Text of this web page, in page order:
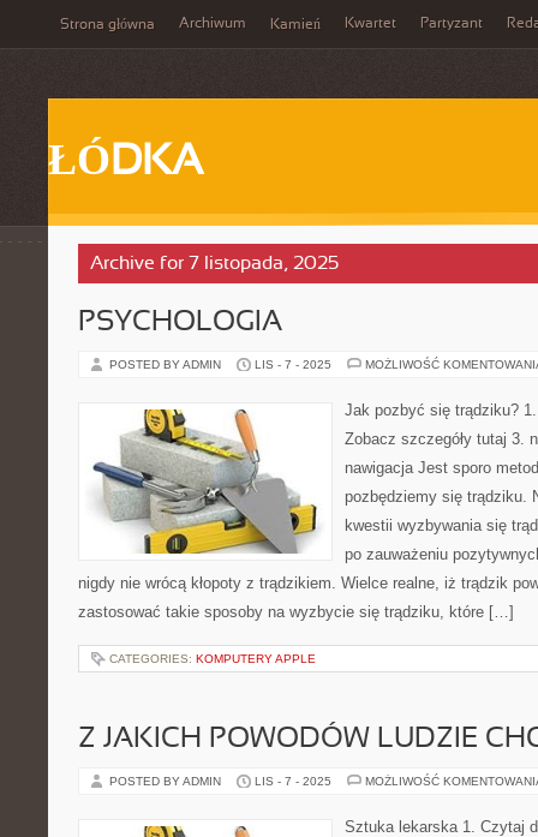
Strona główna Archiwum Kamień Kwartet Partyzant
ŁÓDKA
Archive for 7 listopada, 2025
PSYCHOLOGIA
POSTED BY ADMIN LIS - 7 - 2025 MOŻLIWOŚĆ
Jak pozbyć się trądziku?
Zobacz szczegóły tutaj 3.
nawigacja Jest sporo
pozbędziemy się trądziku.
kwestii wyzbywania się
po zauważeniu
nigdy nie wrócą kłopoty z trądzikiem. Wielce realne, iż trądzik
zastosować takie sposoby na wyzbycie się trądziku, które […]
CATEGORIES: KOMPUTERY APPLE
Z JAKICH POWODÓW LUDZIE
POSTED BY ADMIN LIS - 7 - 2025 MOŻLIWOŚĆ
Sztuka lekarska 1. Czytaj